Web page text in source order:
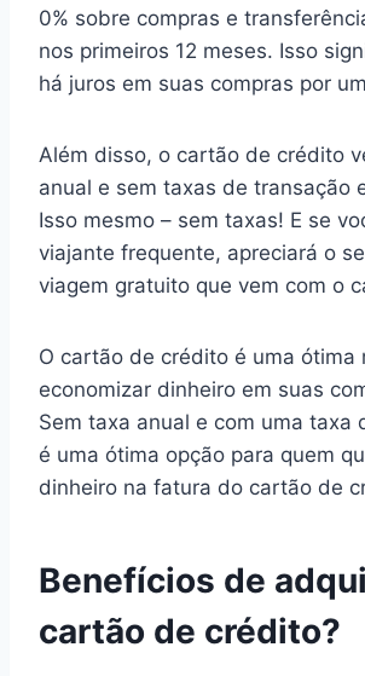
0% sobre compras e
nos primeiros 12 meses. Isso
há juros em suas compras por
Além disso, o cartão de crédito
anual e sem taxas de transação
Isso mesmo – sem taxas! E se
viajante frequente, apreciará o
viagem gratuito que vem com o
O cartão de crédito é uma ótima
economizar dinheiro em suas
Sem taxa anual e com uma taxa
é uma ótima opção para quem
dinheiro na fatura do cartão de
Benefícios de
cartão de crédito?